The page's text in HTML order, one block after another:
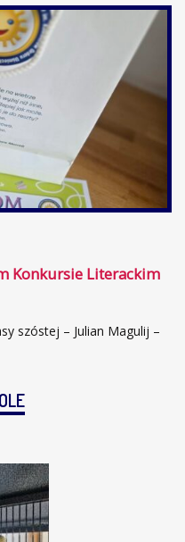
Konkursie Literackim
szóstej – Julian Magulij –